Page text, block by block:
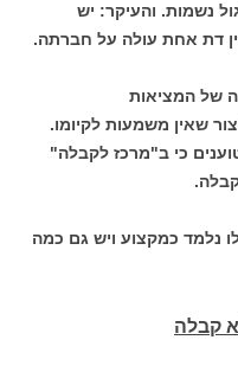
נשמות. והעיקר: יש
דת אחת עולה על חברתה.
של המציאות
שאין משמעות לקיומו.
כי ב"מרכז לקבלה"
נלמד כמקצוע ויש גם כמה
קבלה